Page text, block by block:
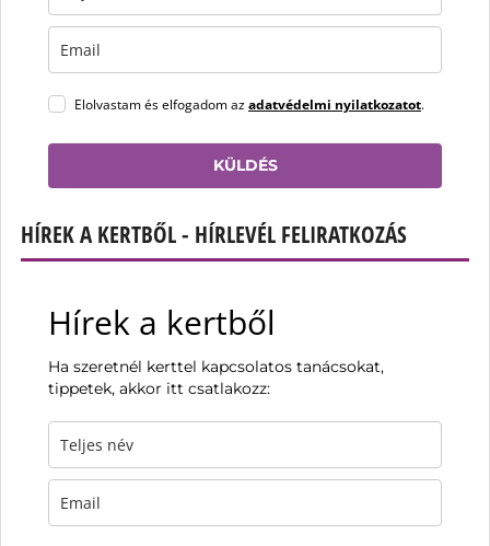
Elolvastam és elfogadom azadatvédelmi nyilatkozatot.
KÜLDÉS
HÍREK A KERTBŐL - HÍRLEVÉL FELIRATKOZÁS
Hírek a kertből
Ha szeretnél kerttel kapcsolatos tanácsokat,
tippetek, akkor itt csatlakozz: